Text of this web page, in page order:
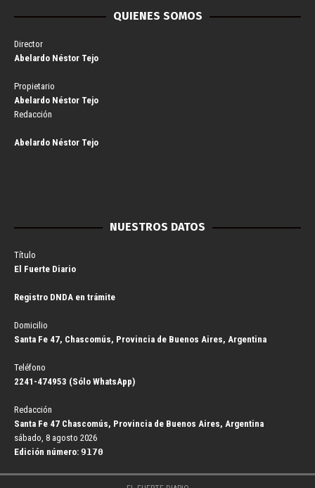
QUIENES SOMOS
Director
Abelardo Néstor Tejo
Propietario
Abelardo Néstor Tejo
Redacción
Abelardo Néstor Tejo
NUESTROS DATOS
Título
El Fuerte Diario
Registro DNDA en trámite
Domicilio
Santa Fe 47, Chascomús, Provincia de Buenos Aires, Argentina
Teléfono
2241-474953 (Sólo WhatsApp)
Redacción
Santa Fe 47 Chascomús, Provincia de Buenos Aires, Argentina
sábado, 8 agosto 2026
Edición número: 9170